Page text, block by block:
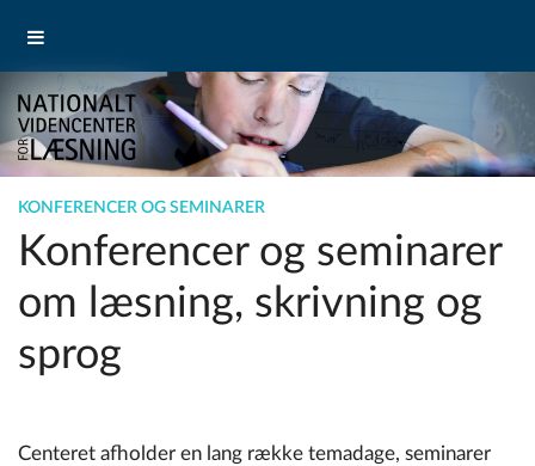
KONFERENCER OG SEMINARER
Konferencer og seminarer
om læsning, skrivning og
sprog
Centeret afholder en lang række temadage, seminarer